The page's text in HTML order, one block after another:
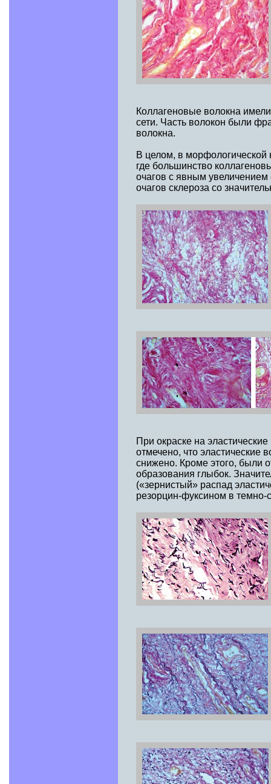
Коллагеновые волокна
сети. Часть волокон были
волокна.
В целом, в морфологической
где большинство
очагов с явным
очагов склероза со
При окраске на
отмечено, что эластические
снижено. Кроме этого, были
образования глыбок.
(«зернистый» распад
резорцин-фуксином в темно-